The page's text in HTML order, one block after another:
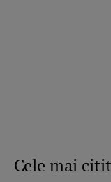
Cele mai